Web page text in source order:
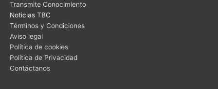
Transmite Conocimiento
Noticias TBC
Términos y Condiciones
Aviso legal
Política de cookies
Política de Privacidad
Contáctanos